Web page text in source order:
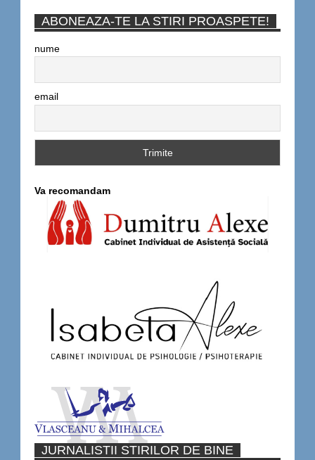
ABONEAZA-TE LA STIRI PROASPETE!
nume
email
Va recomandam
JURNALISTII STIRILOR DE BINE